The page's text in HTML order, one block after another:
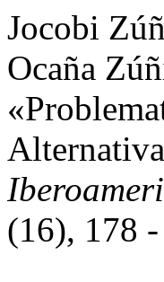
Jocobi
Ocaña
(16), 178